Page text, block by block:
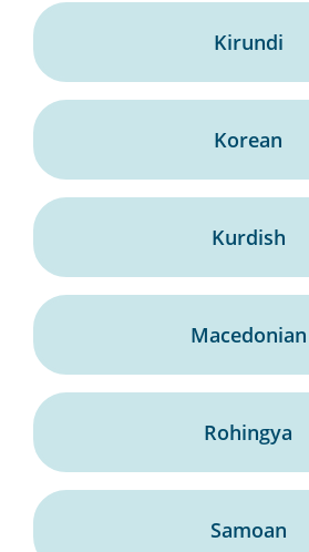
Kirundi
Korean
Kurdish
Macedonian
Rohingya
Samoan